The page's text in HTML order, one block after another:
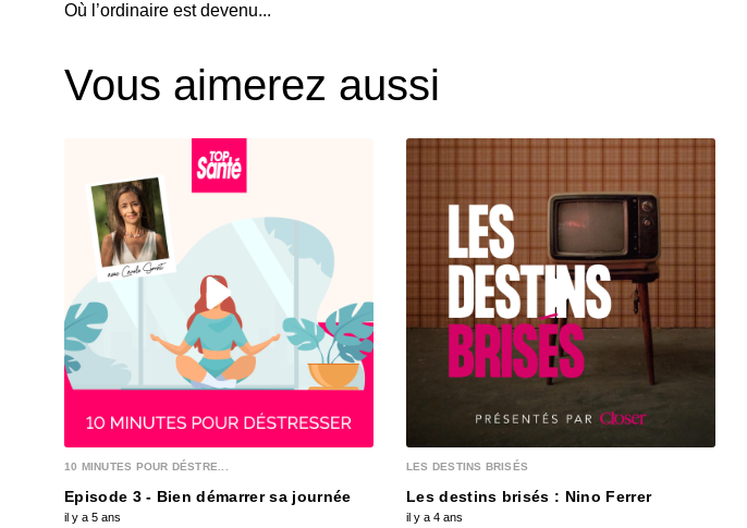
Où l’ordinaire est devenu...
Vous aimerez aussi
10 MINUTES POUR DÉSTRE...
Episode 3 - Bien démarrer sa journée
il y a 5 ans
LES DESTINS BRISÉS
Les destins brisés : Nino Ferrer
il y a 4 ans